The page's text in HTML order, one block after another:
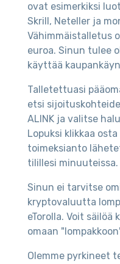
ovat esimerkiksi
Skrill, Neteller ja
Vähimmäistalletus
euroa. Sinun tulee
käyttää
Talletettuasi
etsi
ALINK ja valitse
Lopuksi klikkaa
toimeksianto
tilillesi minuuteissa.
Sinun ei tarvitse
kryptovaluutta
eTorolla. Voit
omaan
Olemme pyrkineet